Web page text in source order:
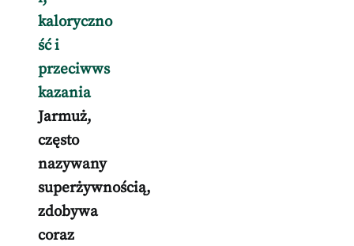
kaloryczno
ść i
przeciwws
kazania
Jarmuż,
często
nazywany
superżywnością,
zdobywa
coraz